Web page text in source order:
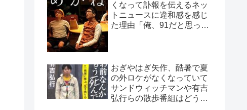
くなって訃報を伝えるネッ
トニュースに違和感を感じ
た理由「俺、91だと思って
おぎやはぎ矢作、酷暑で夏
の外ロケがなくなっていて
サンドウィッチマンや有吉
弘行らの散歩番組はどうし